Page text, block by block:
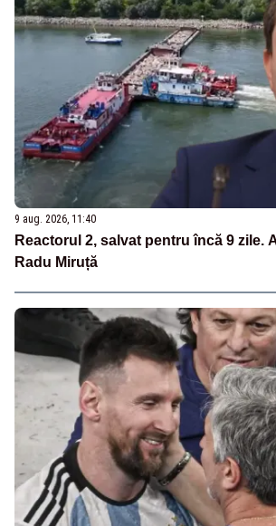
9 aug. 2026, 11:40
Reactorul 2, salvat pentru încă 9 zile.
Radu Miruță